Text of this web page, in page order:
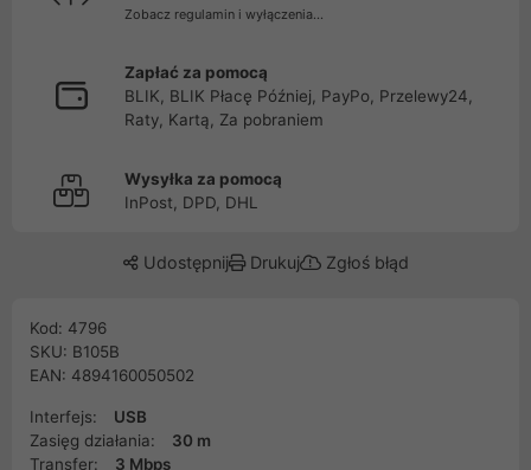
Zobacz regulamin i wyłączenia...
Zapłać za pomocą
BLIK, BLIK Płacę Później, PayPo, Przelewy24,
Raty, Kartą, Za pobraniem
Wysyłka za pomocą
InPost, DPD, DHL
Udostępnij Drukuj Zgłoś błąd
Kod: 4796
SKU: B105B
EAN: 4894160050502
Interfejs:
USB
Zasięg działania:
30 m
Transfer:
3 Mbps